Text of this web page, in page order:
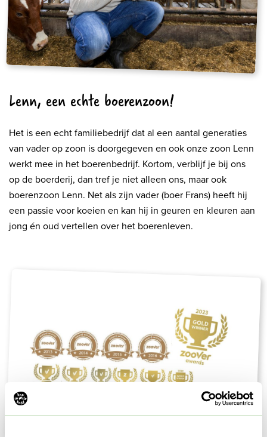
Lenn, een echte boerenzoon!
Het is een echt familiebedrijf dat al een aantal generaties
van vader op zoon is doorgegeven en ook onze zoon Lenn
werkt mee in het boerenbedrijf. Kortom, verblijf je bij ons
op de boerderij, dan tref je niet alleen ons, maar ook
boerenzoon Lenn. Net als zijn vader (boer Frans) heeft hij
een passie voor koeien en kan hij in geuren en kleuren aan
jong én oud vertellen over het boerenleven.